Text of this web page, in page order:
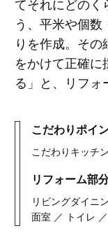
てそれにどのく
う、平米や個
りを作成。そ
をかけて正確に
る」と、リフォ
こだわりポイ
こだわりキッチ
リフォーム部
リビングダイニ
面室 ／ トイレ